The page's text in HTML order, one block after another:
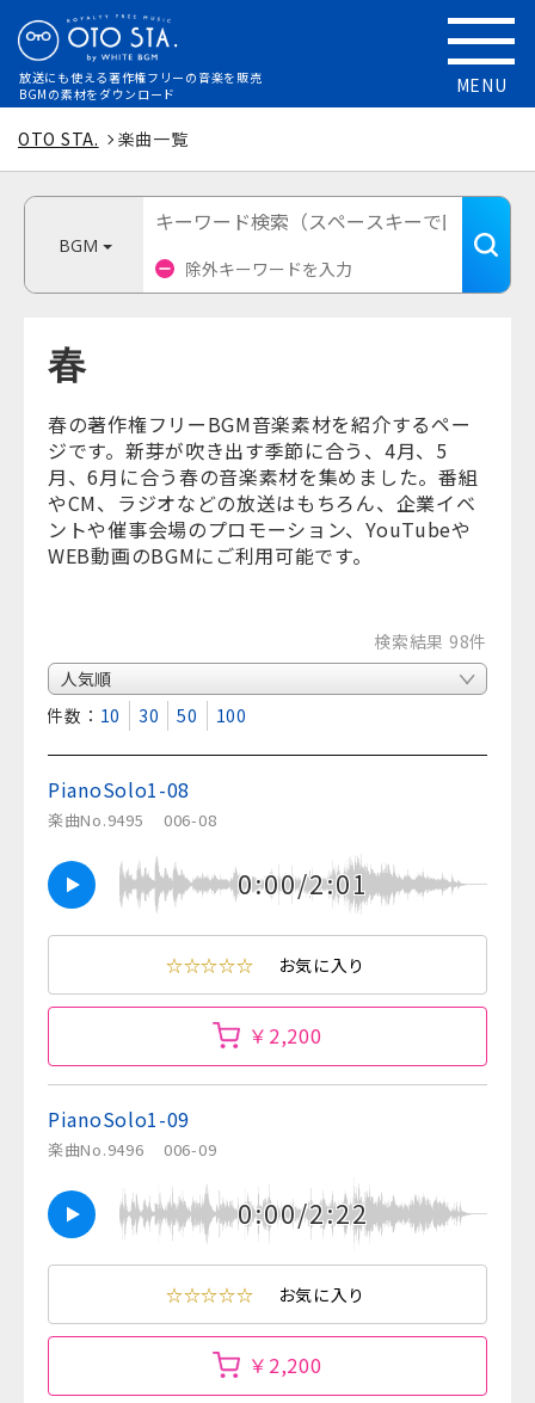
放送にも使える著作権フリーの音楽を販売
BGMの素材をダウンロード
MENU
OTO STA. 楽曲一覧
BGM
春
春の著作権フリーBGM音楽素材を紹介するペー
ジです。新芽が吹き出す季節に合う、4月、5
月、6月に合う春の音楽素材を集めました。番組
やCM、ラジオなどの放送はもちろん、企業イベ
ントや催事会場のプロモーション、YouTubeや
WEB動画のBGMにご利用可能です。
検索結果 98件
表示件数： 10 30 50 100
PianoSolo1-08
楽曲No.9495 006-08
0:00/2:01
☆☆☆☆☆ お気に入り
￥2,200
PianoSolo1-09
楽曲No.9496 006-09
0:00/2:22
☆☆☆☆☆ お気に入り
￥2,200